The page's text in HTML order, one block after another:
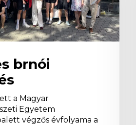
brnói
a Magyar
Egyetem
végzős évfolyama a